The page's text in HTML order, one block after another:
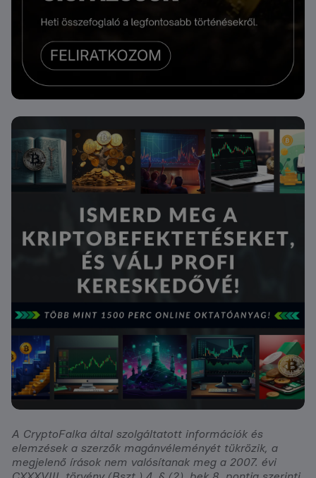
A CryptoFalka által szolgáltatott információk és
elemzések a szerzők magánvéleményét tükrözik, a
megjelenő írások nem valósítanak meg a 2007. évi